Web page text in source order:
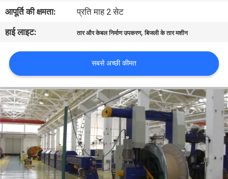
समाचार
एक
उद्धरण
का
अनुरोध
करें
साइटमैप
आपूर्ति की क्षमता:
प्रति माह 2 सेट
हाई लाइट:
तार और केबल निर्माण उपकरण,बिजली के तार मशीन
सबसे अच्छी कीमत